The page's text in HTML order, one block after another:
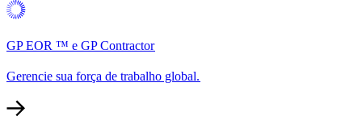
GP EOR ™ e GP Contractor​​
Gerencie sua força de trabalho global.​​